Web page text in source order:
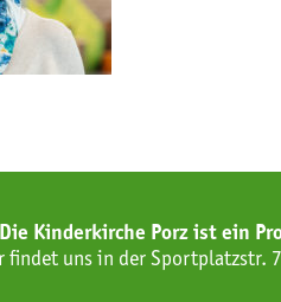
Kinderkirche Porz ist ein
findet uns in der Sportplatzstr.